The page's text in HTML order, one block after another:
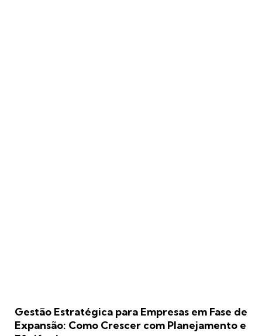
Gestão Estratégica para Empresas em Fase de
Expansão: Como Crescer com Planejamento e